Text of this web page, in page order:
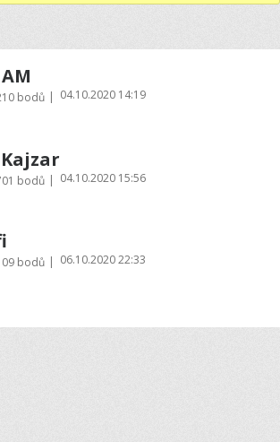
bodů | 04.10.2020 14:19
bodů | 04.10.2020 15:56
bodů | 06.10.2020 22:33